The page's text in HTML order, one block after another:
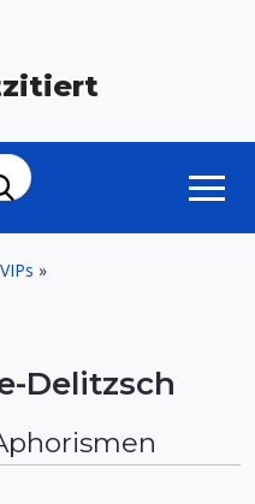
»
Delitzsch